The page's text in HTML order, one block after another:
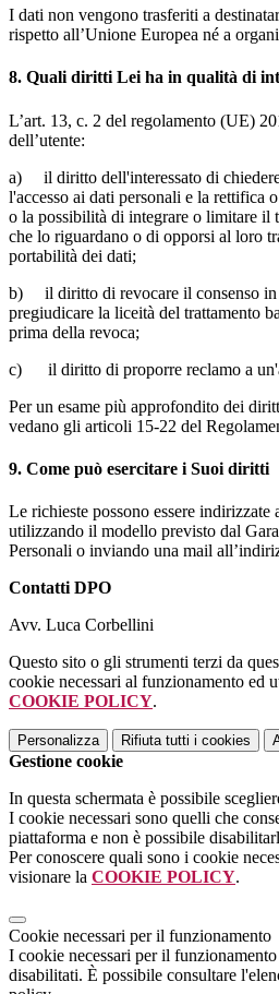
I dati non vengono trasferiti a
rispetto all’Unione Europea né a
8. Quali diritti Lei ha in qualità di
L’art. 13, c. 2 del regolamento (UE)
dell’utente:
a) il diritto dell'interessato di
l'accesso ai dati personali e la rettifica
o la possibilità di integrare o limitare il
che lo riguardano o di opporsi al loro
portabilità dei dati;
b) il diritto di revocare il consenso in
pregiudicare la liceità del trattamento
prima della revoca;
c) il diritto di proporre reclamo a
Per un esame più approfondito dei
vedano gli articoli 15-22 del
9. Come può esercitare i Suoi diritti
Le richieste possono essere indirizzate
utilizzando il modello previsto dal
Personali o inviando una mail
Contatti DPO
Avv. Luca Corbellini
Questo sito o gli strumenti terzi da
cookie necessari al funzionamento ed
COOKIE POLICY.
Personalizza Rifiuta tutti i cookies
Gestione cookie
In questa schermata è possibile
I cookie necessari sono quelli che
piattaforma e non è possibile
Per conoscere quali sono i cookie
visionare la COOKIE POLICY.
Cookie necessari per il funzionamento
I cookie necessari per il funzionamento
disabilitati. È possibile consultare